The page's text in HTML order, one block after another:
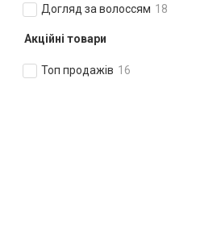
Догляд за волоссям 18
Акційні товари
Топ продажів 16